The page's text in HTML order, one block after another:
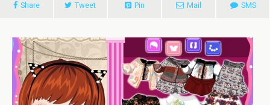
Share Tweet Pin Mail SMS